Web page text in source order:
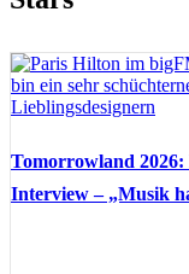
Tomorrowland
Interview – „Musik